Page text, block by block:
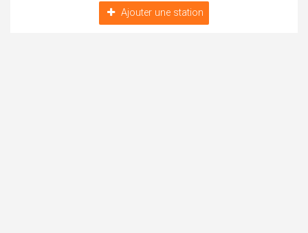
Ajouter une station